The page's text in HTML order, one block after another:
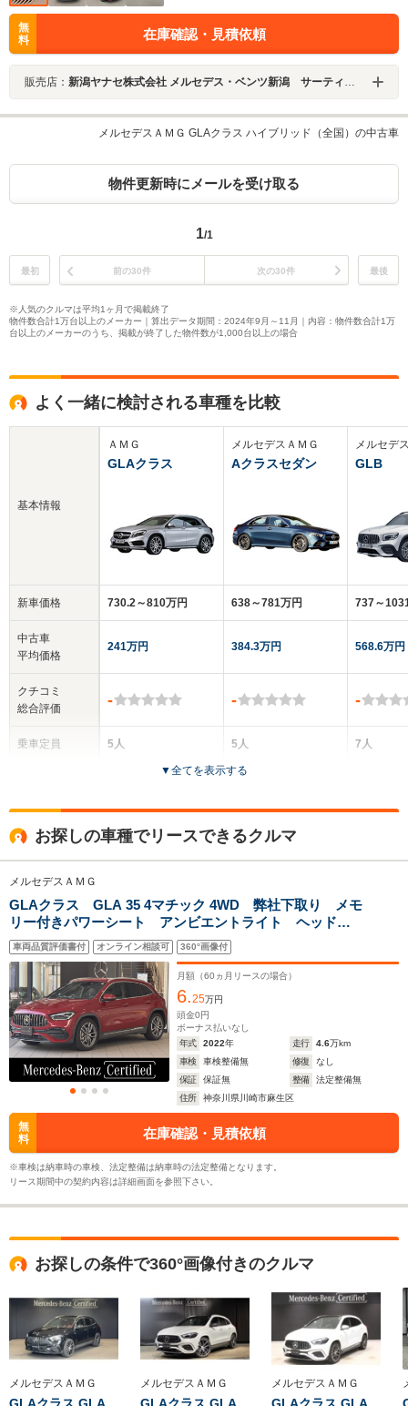
無
料
在庫確認・見積依頼
販売店： 新潟ヤナセ株式会社 メルセデス・ベンツ新潟 サーティファイドカーセンター
メルセデスＡＭＧ GLAクラス ハイブリッド（全国）の中古車
物件更新時にメールを受け取る
1/1
最初 前の30件 次の30件 最後
※人気のクルマは平均1ヶ月で掲載終了
物件数合計1万台以上のメーカー｜算出データ期間：2024年9月～11月｜内容：物件数合計1万
台以上のメーカーのうち、掲載が終了した物件数が1,000台以上の場合
よく一緒に検討される車種を比較
基本情報
新車価格
中古車
平均価格
クチコミ
総合評価
乗車定員
サイズ
WLTCモード
燃費
ＡＭＧ
GLAクラス
730.2～810万円
241万円
-
5人
全高
1.48m
全幅
1.81m
4.45m
ホイールベース
-m
メルセデスＡＭＧ
Aクラスセダン
638～781万円
384.3万円
-
5人
4ドア
1.41m
全幅
1.8m
11.6～12.3km/L
└市街地:7.9～
└郊外:11.9～
12.8km/L
メルセデ
GLB
737～
568.6万円
-
7人
▼全てを表示する
お探しの車種でリースできるクルマ
メルセデスＡＭＧ
GLAクラス GLA 35 4マチック 4WD 弊社下取り メモ
リー付きパワーシート アンビエントライト ヘッドア
ップディスプレイ 認定中古車保証 AMGパフォーマ
ンスステアリング レーダーセーフティーパッケージ
シートヒーター
車両品質評価書付 オンライン相談可 360°画像付
月額（60 ヵ月リースの場合）
6.25万円
頭金0円
ボーナス払いなし
年式
2022年 走行 4.6万km
車検
車検整備無 修復
なし
保証
保証無 整備
法定整備無
住所
神奈川県川崎市麻生区
無
料
在庫確認・見積依頼
※車検は納車時の車検、法定整備は納車時の法定整備となります。
リース期間中の契約内容は詳細画面を参照下さい。
お探しの条件で360°画像付きのクルマ
メルセデスＡＭＧ メルセデスＡＭＧ メルセデスＡＭＧ